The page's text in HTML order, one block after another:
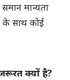
मान्यता
के साथ कोई
क्यों है?